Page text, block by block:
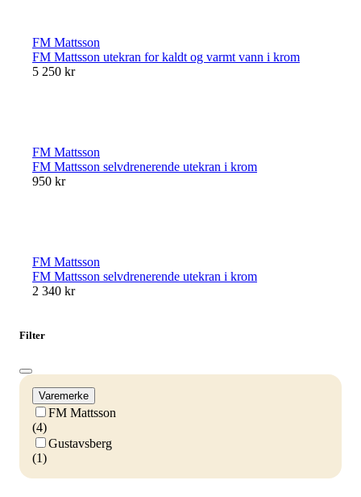
FM Mattsson
FM Mattsson utekran for kaldt og varmt vann i krom
5 250 kr
FM Mattsson
FM Mattsson selvdrenerende utekran i krom
950 kr
FM Mattsson
FM Mattsson selvdrenerende utekran i krom
2 340 kr
Filter
Varemerke
FM Mattsson
(4)
Gustavsberg
(1)